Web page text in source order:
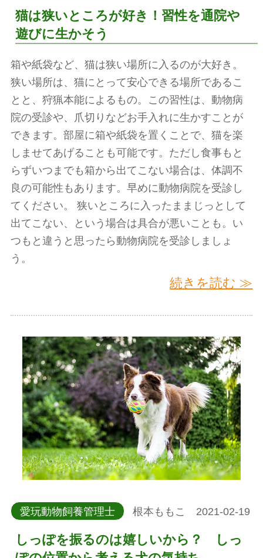
猫は狭いところが好き！習性を通院や
遊びに生かそう
箱や紙袋など、猫は狭い場所に入るのが大好き。
狭い場所は、猫にとって安心できる場所であるこ
とと、狩猟本能によるもの。この習性は、動物病
院の受診や、爪切りなどお手入れに生かすことが
できます。部屋に箱や紙袋を置くことで、猫を楽
しませてあげることも可能です。ただし食事もと
らずいつまでも箱から出てこない場合は、体調不
良の可能性もあります。早めに動物病院を受診し
てください。 狭いところに入ったままじっとして
出てこない、という場合は具合が悪いことも。い
つもと違うと思ったら動物病院を受診しましょ
う。
続きを読む ≫
愛玩動物飼養管理士 根本ももこ 2021-02-19
しっぽを振るのは嬉しいから？ しっ